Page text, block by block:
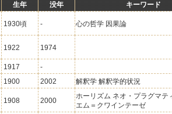
生年 没年
キーワード
1930頃 - 心の哲学 因果論
1922 1974
1917
-
1900 2002 解釈学 解釈学的状況
1908 2000
ホーリズム ネオ・プラグマテ
エム＝クワインテーゼ